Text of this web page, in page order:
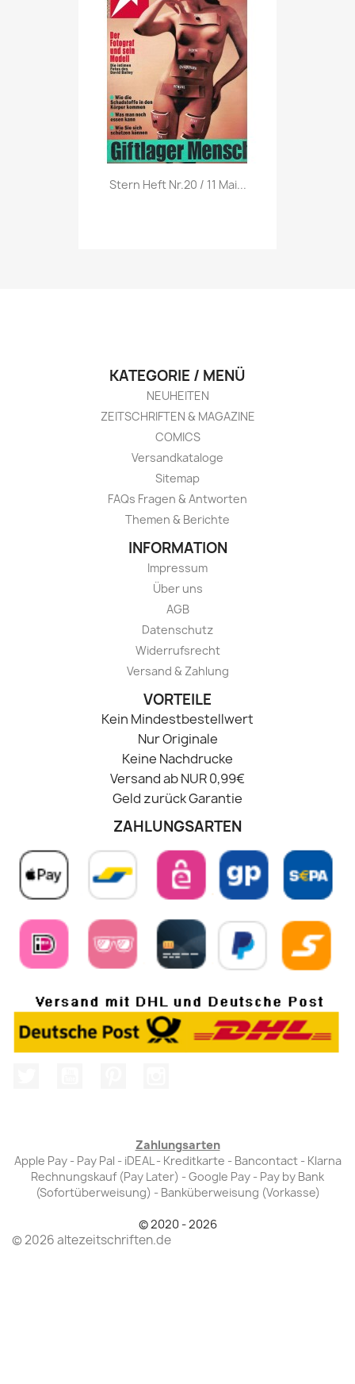
Vorschau
Stern Heft Nr.20 / 11 Mai...
KATEGORIE / MENÜ
NEUHEITEN
ZEITSCHRIFTEN & MAGAZINE
COMICS
Versandkataloge
Sitemap
FAQs Fragen & Antworten
Themen & Berichte
INFORMATION
Impressum
Über uns
AGB
Datenschutz
Widerrufsrecht
Versand & Zahlung
VORTEILE
Kein Mindestbestellwert
Nur Originale
Keine Nachdrucke
Versand ab NUR 0,99€
Geld zurück Garantie
ZAHLUNGSARTEN
Zahlungsarten
Apple Pay - Pay Pal - iDEAL - Kreditkarte - Bancontact - Klarna
Rechnungskauf (Pay Later) - Google Pay - Pay by Bank
(Sofortüberweisung) - Banküberweisung (Vorkasse)
© 2020 - 2026
© 2026 altezeitschriften.de